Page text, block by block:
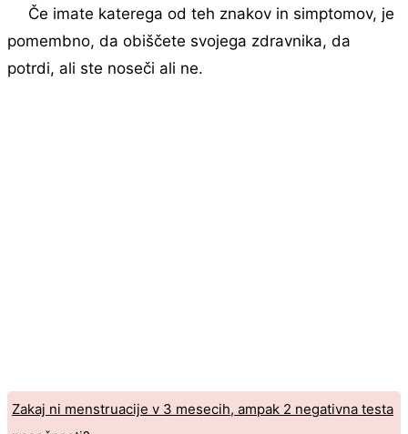
Če imate katerega od teh znakov in simptomov, je
pomembno, da obiščete svojega zdravnika, da
potrdi, ali ste noseči ali ne.
Zakaj ni menstruacije v 3 mesecih, ampak 2 negativna testa